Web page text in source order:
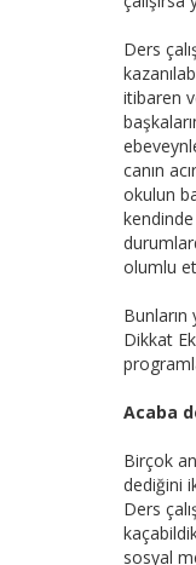
Ders
itibaren
canın
okulun
olumlu
Dikkat
Acaba
Birçok
dediğini
Ders
sosyal